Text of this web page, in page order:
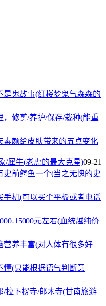
是鬼故事(红楼梦鬼气森森的
，修剪/养护/保存/栽种(能重
素颜给皮肤带来的五点变化
/犀牛(老虎的最大克星)09-21
史前鳄鱼一个(当之无愧的史
手机(可以买个平板或者电话
15000元左右(血统越纯价
营养丰富(对人体有很多好
懂(只能根据语气判断意
/拉卜楞寺/郎木寺(甘南旅游